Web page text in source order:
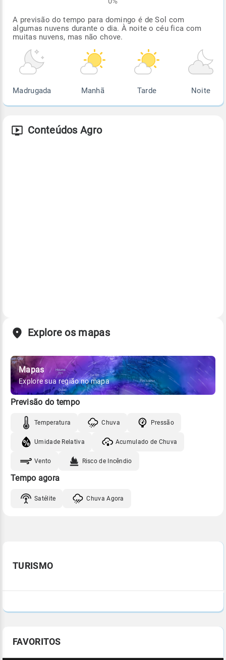
A previsão do tempo para domingo é de Sol com
algumas nuvens durante o dia. À noite o céu fica com
muitas nuvens, mas não chove.
Madrugada Manhã Tarde Noite
Conteúdos Agro
Explore os mapas
Mapas
Explore sua região no mapa
Previsão do tempo
Temperatura Chuva Pressão
Umidade Relativa Acumulado de Chuva
Vento Risco de Incêndio
Tempo agora
Satélite Chuva Agora
TURISMO
FAVORITOS